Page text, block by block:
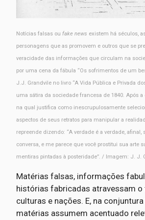
Notícias falsas ou fake news existem há séculos,
personagens que as promovem e outros que se
veracidade das informações que circulam na
por uma cena da fábula “Os sofrimentos de um
J.J. Grandvile no livro “A Vida Pública e Privada
uma sátira da sociedade francesa de 1840. Após
na qual justifica como inescrupulosamente
aspectos de seus retratos para manipular a
repreende dizendo: “A verdade é a verdade, afinal,
conversa, e me parece que você prostitui sua arte
mentiras pintadas à posteridade”. / Imagem: J. J.
Matérias falsas, informações
histórias fabricadas atravessam o
culturas e nações. E, na
matérias assumem acentuado